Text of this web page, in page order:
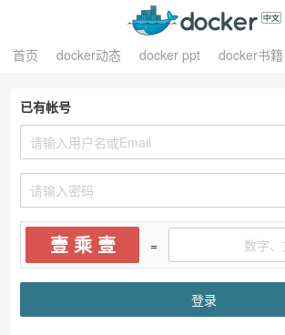
首页 docker动态 docker ppt docker书籍
已有帐号
壹 乘 壹 =